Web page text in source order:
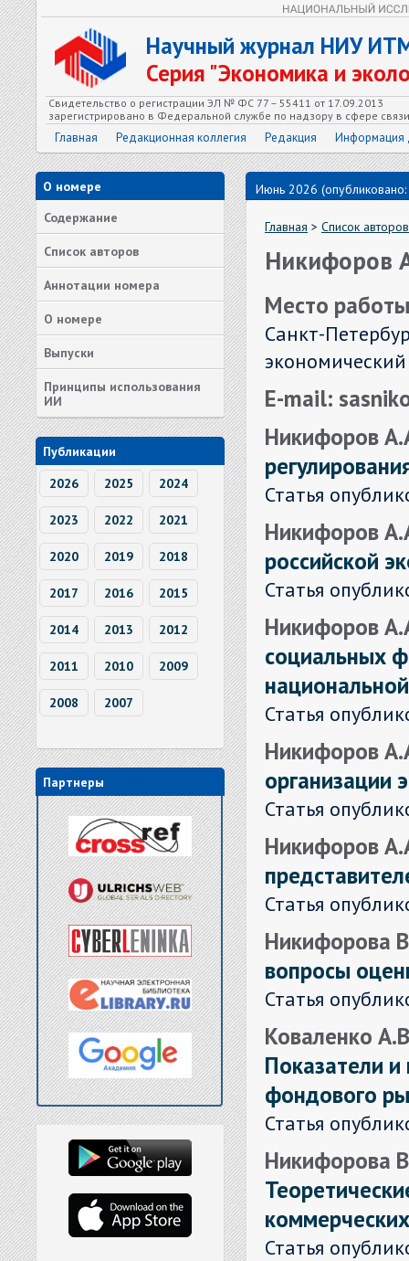
Научный журнал НИУ
Серия "Экономика и
Свидетельство о регистрации ЭЛ № ФС 77 – 55411 от 17.09.2013
зарегистрировано в Федеральной службе по надзору в сфере
Главная Редакционная коллегия Редакция Информация
О номере
Содержание
Список авторов
Аннотации номера
О номере
Выпуски
Принципы использования
ИИ
Публикации
2026
2025 2024
2023 2022 2021
2020 2019 2018
2017 2016 2015
2014 2013 2012
2011 2010 2009
2008 2007
Партнеры
Июнь 2026
Главная > Список авторов
Никифоров
Место
Санкт-
E-mail:
Никифоров
Статья
Никифоров
российской
Статья
Никифоров
социальных
Статья
Никифоров
организации
Статья
Никифоров
Статья
Никифорова
вопросы
Статья
Коваленко
Показатели
фондового
Статья
Никифорова
Статья